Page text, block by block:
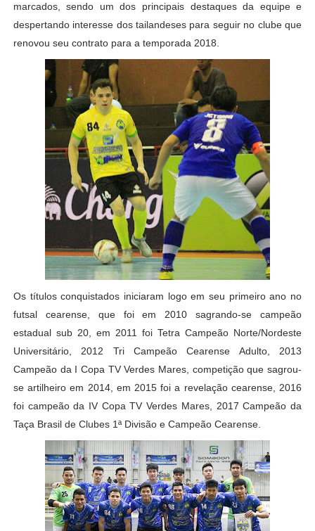
marcados, sendo um dos principais destaques da equipe e
despertando interesse dos tailandeses para seguir no clube que
renovou seu contrato para a temporada 2018.
Os títulos conquistados iniciaram logo em seu primeiro ano no
futsal cearense, que foi em 2010 sagrando-se campeão
estadual sub 20, em 2011 foi Tetra Campeão Norte/Nordeste
Universitário, 2012 Tri Campeão Cearense Adulto, 2013
Campeão da I Copa TV Verdes Mares, competição que sagrou-
se artilheiro em 2014, em 2015 foi a revelação cearense, 2016
foi campeão da IV Copa TV Verdes Mares, 2017 Campeão da
Taça Brasil de Clubes 1ª Divisão e Campeão Cearense.